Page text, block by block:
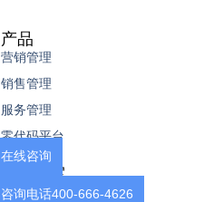
产品
营销管理
销售管理
服务管理
零代码平台
行业方案
代理记账
在线咨询
咨询电话400-666-4626